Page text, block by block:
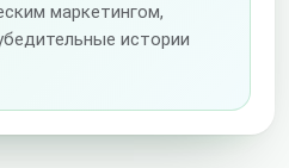
маркетингом,
истории